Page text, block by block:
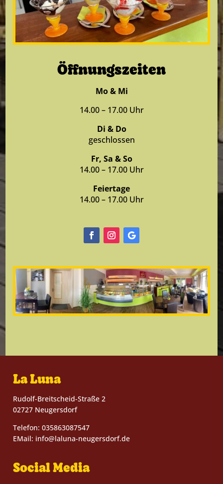
Öffnungszeiten
Mo & Mi
14.00 – 17.00 Uhr
Di & Do
geschlossen
Fr, Sa & So
14.00 – 17.00 Uhr
Feiertage
14.00 – 17.00 Uhr
La Luna
Rudolf-Breitscheid-Straße 2
02727 Neugersdorf
Telefon: 035863087547
EMail: info@laluna-neugersdorf.de
Social Media